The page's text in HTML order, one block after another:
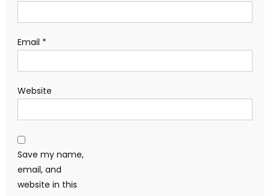
Email *
Website
Save my name,
email, and
website in this